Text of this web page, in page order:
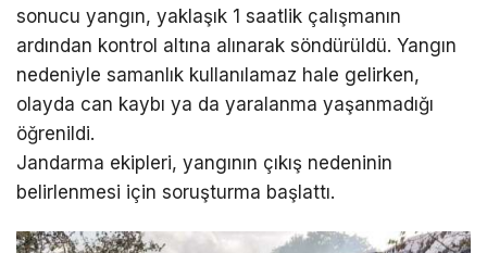
sonucu yangın, yaklaşık 1 saatlik çalışmanın
ardından kontrol altına alınarak söndürüldü. Yangın
nedeniyle samanlık kullanılamaz hale gelirken,
olayda can kaybı ya da yaralanma yaşanmadığı
öğrenildi.
Jandarma ekipleri, yangının çıkış nedeninin
belirlenmesi için soruşturma başlattı.